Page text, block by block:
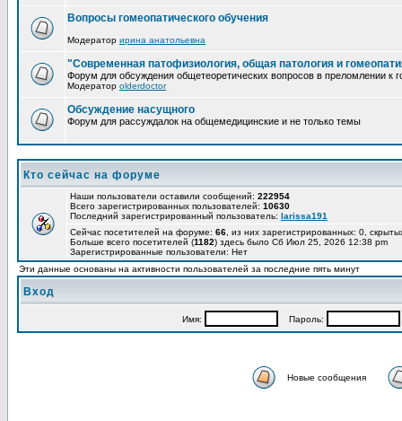
Вопросы гомеопатического обучения
Модератор ирина анатольевна
"Современная патофизиология, общая патология и
Форум для обсуждения общетеоретических вопросов в преломлении к
Модератор olderdoctor
Обсуждение насущного
Форум для рассуждалок на общемедицинские и не только темы
Кто сейчас на форуме
Наши пользователи оставили сообщений: 222954
Всего зарегистрированных пользователей: 10630
Последний зарегистрированный пользователь: larissa191
Сейчас посетителей на форуме: 66 , из них зарегистрированных: 0,
Больше всего посетителей (1182) здесь было Сб Июл 25, 2026 12:38 pm
Зарегистрированные пользователи: Нет
Эти данные основаны на активности пользователей за последние пять минут
Вход
Имя: Пароль:
Новые сообщения